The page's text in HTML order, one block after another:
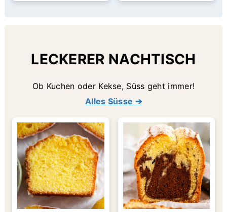
LECKERER NACHTISCH
Ob Kuchen oder Kekse, Süss geht immer!
Alles Süsse ➔